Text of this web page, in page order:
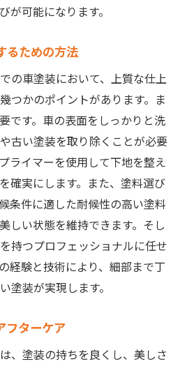
が可能になります。
るための方法
の車塗装において、上質な仕上
つかのポイントがあります。ま
です。車の表面をしっかりと洗
古い塗装を取り除くことが必要
ライマーを使用して下地を整え
確実にします。また、塗料選び
条件に適した耐候性の高い塗料
しい状態を維持できます。そし
持つプロフェッショナルに任せ
経験と技術により、細部まで丁
塗装が実現します。
フターケア
、塗装の持ちを良くし、美しさ